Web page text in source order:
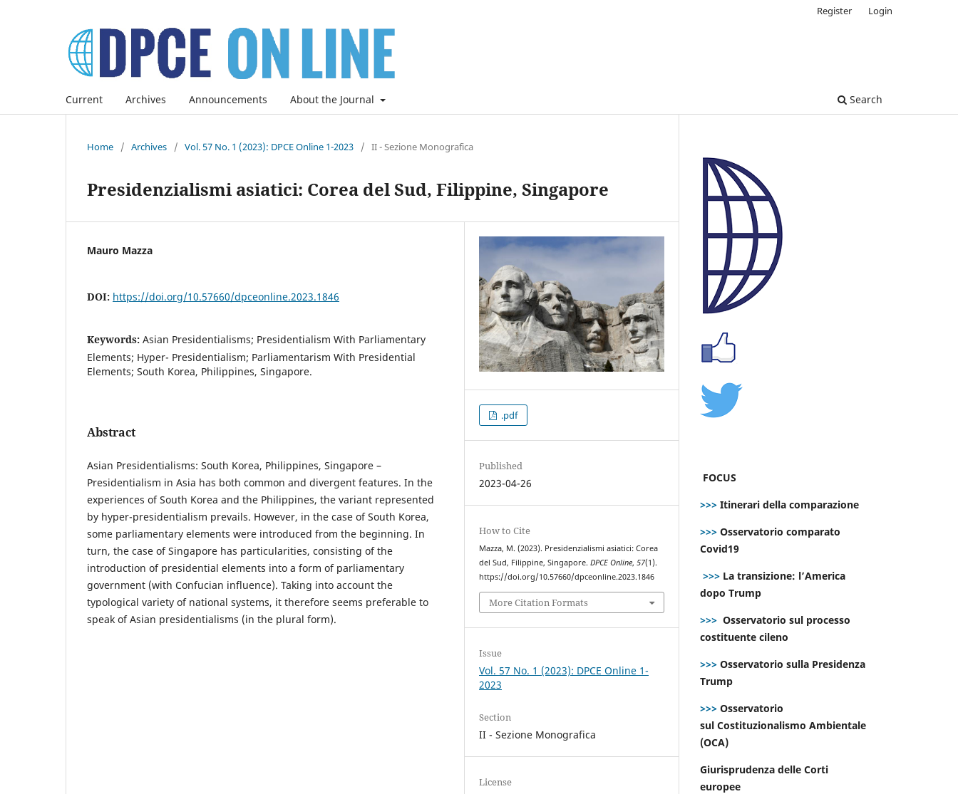
Current Archives Announcements About the Journal Search
Register Login
Home / Archives / Vol. 57 No. 1 (2023): DPCE Online 1-2023 / II - Sezione Monografica
Presidenzialismi asiatici: Corea del Sud, Filippine, Singapore
Mauro Mazza
DOI: https://doi.org/10.57660/dpceonline.2023.1846
Keywords: Asian Presidentialisms; Presidentialism With Parliamentary
Elements; Hyper- Presidentialism; Parliamentarism With Presidential
Elements; South Korea, Philippines, Singapore.
Abstract
Asian Presidentialisms: South Korea, Philippines, Singapore –
Presidentialism in Asia has both common and divergent features. In the
experiences of South Korea and the Philippines, the variant represented
by hyper-presidentialism prevails. However, in the case of South Korea,
some parliamentary elements were introduced from the beginning. In
turn, the case of Singapore has particularities, consisting of the
introduction of presidential elements into a form of parliamentary
government (with Confucian influence). Taking into account the
typological variety of national systems, it therefore seems preferable to
speak of Asian presidentialisms (in the plural form).
.pdf
Published
2023-04-26
How to Cite
Mazza, M. (2023). Presidenzialismi asiatici: Corea
del Sud, Filippine, Singapore.DPCE Online,57(1).
https://doi.org/10.57660/dpceonline.2023.1846
More Citation Formats
Issue
Vol. 57 No. 1 (2023): DPCE Online 1-
2023
Section
II - Sezione Monografica
License
FOCUS
>>> Itinerari della comparazione
>>> Osservatorio comparato
Covid19
>>> La transizione: l’America
dopo Trump
>>> Osservatorio sul processo
costituente cileno
>>> Osservatorio sulla Presidenza
Trump
>>> Osservatorio
sul Costituzionalismo Ambientale
(OCA)
Giurisprudenza delle Corti
europee